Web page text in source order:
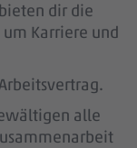
dir die
Karriere und
alle